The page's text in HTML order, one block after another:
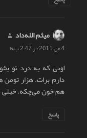
میثم الله‌داد
4 می 2011 در 2:47 ب.ظ
اونی که به درد تو
دارم برات. هزار
هم خون می‌چکه.
پاسخ